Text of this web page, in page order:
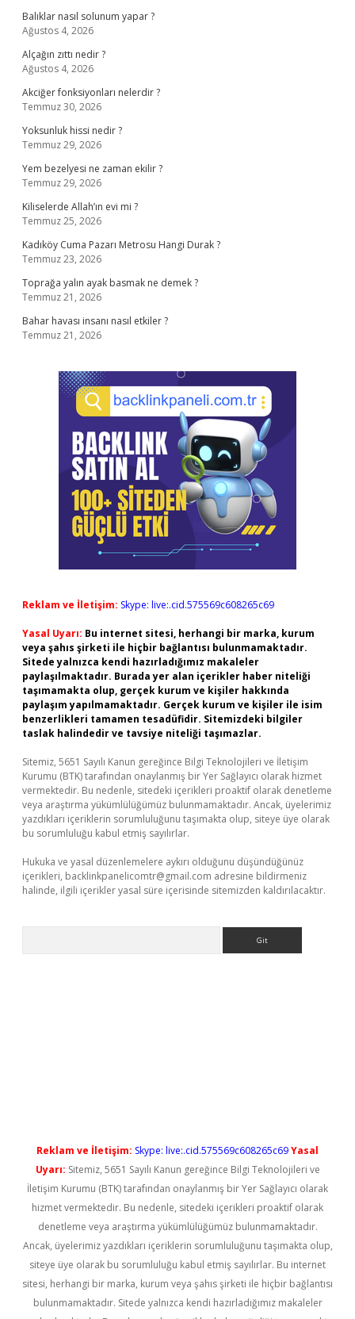
Balıklar nasıl solunum yapar ?
Ağustos 4, 2026
Alçağın zıttı nedir ?
Ağustos 4, 2026
Akciğer fonksiyonları nelerdir ?
Temmuz 30, 2026
Yoksunluk hissi nedir ?
Temmuz 29, 2026
Yem bezelyesi ne zaman ekilir ?
Temmuz 29, 2026
Kiliselerde Allah’ın evi mi ?
Temmuz 25, 2026
Kadıköy Cuma Pazarı Metrosu Hangi Durak ?
Temmuz 23, 2026
Toprağa yalın ayak basmak ne demek ?
Temmuz 21, 2026
Bahar havası insanı nasıl etkiler ?
Temmuz 21, 2026
Reklam ve İletişim: Skype: live:.cid.575569c608265c69
Yasal Uyarı: Bu internet sitesi, herhangi bir marka, kurum
veya şahıs şirketi ile hiçbir bağlantısı bulunmamaktadır.
Sitede yalnızca kendi hazırladığımız makaleler
paylaşılmaktadır. Burada yer alan içerikler haber niteliği
taşımamakta olup, gerçek kurum ve kişiler hakkında
paylaşım yapılmamaktadır. Gerçek kurum ve kişiler ile isim
benzerlikleri tamamen tesadüfidir. Sitemizdeki bilgiler
taslak halindedir ve tavsiye niteliği taşımazlar.
Sitemiz, 5651 Sayılı Kanun gereğince Bilgi Teknolojileri ve İletişim
Kurumu (BTK) tarafından onaylanmış bir Yer Sağlayıcı olarak hizmet
vermektedir. Bu nedenle, sitedeki içerikleri proaktif olarak denetleme
veya araştırma yükümlülüğümüz bulunmamaktadır. Ancak, üyelerimiz
yazdıkları içeriklerin sorumluluğunu taşımakta olup, siteye üye olarak
bu sorumluluğu kabul etmiş sayılırlar.
Hukuka ve yasal düzenlemelere aykırı olduğunu düşündüğünüz
içerikleri, backlinkpanelicomtr@gmail.com adresine bildirmeniz
halinde, ilgili içerikler yasal süre içerisinde sitemizden kaldırılacaktır.
Reklam ve İletişim: Skype: live:.cid.575569c608265c69Yasal
Uyarı: Sitemiz, 5651 Sayılı Kanun gereğince Bilgi Teknolojileri ve
İletişim Kurumu (BTK) tarafından onaylanmış bir Yer Sağlayıcı olarak
hizmet vermektedir. Bu nedenle, sitedeki içerikleri proaktif olarak
denetleme veya araştırma yükümlülüğümüz bulunmamaktadır.
Ancak, üyelerimiz yazdıkları içeriklerin sorumluluğunu taşımakta olup,
siteye üye olarak bu sorumluluğu kabul etmiş sayılırlar. Bu internet
sitesi, herhangi bir marka, kurum veya şahıs şirketi ile hiçbir bağlantısı
bulunmamaktadır. Sitede yalnızca kendi hazırladığımız makaleler